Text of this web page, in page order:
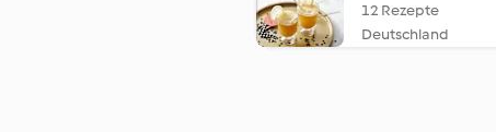
12 Rezepte
Deutschland